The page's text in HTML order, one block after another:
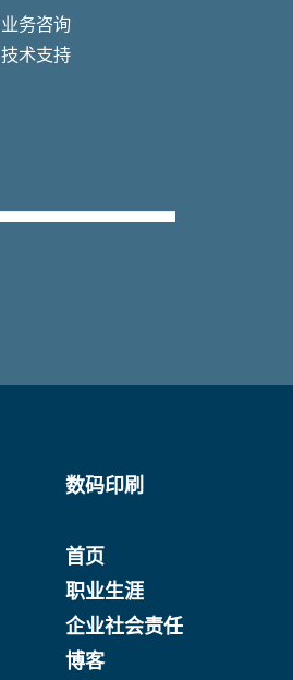
业务咨询
技术支持
数码印刷
首页
职业生涯
企业社会责任
博客